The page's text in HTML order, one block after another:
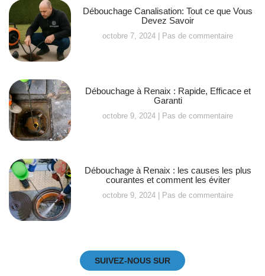
Débouchage Canalisation: Tout ce que Vous
Devez Savoir
octobre 7, 2024 Pas de commentaire
Débouchage à Renaix : Rapide, Efficace et
Garanti
octobre 9, 2024 Pas de commentaire
Débouchage à Renaix : les causes les plus
courantes et comment les éviter
octobre 9, 2024 Pas de commentaire
SUIVEZ-NOUS SUR